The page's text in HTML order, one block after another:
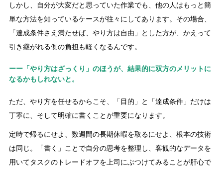
しかし、自分が大変だと思っていた作業でも、他の人はもっと簡
単な方法を知っているケースが往々にしてあります。その場合、
「達成条件さえ満たせば、やり方は自由」とした方が、かえって
引き継がれる側の負担も軽くなるんです。
ーー「やり方はざっくり」のほうが、結果的に双方のメリットに
なるかもしれないと。
ただ、やり方を任せるからこそ、「目的」と「達成条件」だけは
丁寧に、そして明確に書くことが重要になります。
定時で帰るにせよ、数週間の長期休暇を取るにせよ、根本の技術
は同じ。「書く」ことで自分の思考を整理し、客観的なデータを
用いてタスクのトレードオフを上司にぶつけてみることが肝心で